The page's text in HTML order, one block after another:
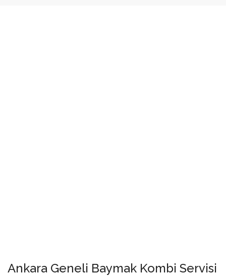
Ankara Geneli Baymak Kombi Servisi